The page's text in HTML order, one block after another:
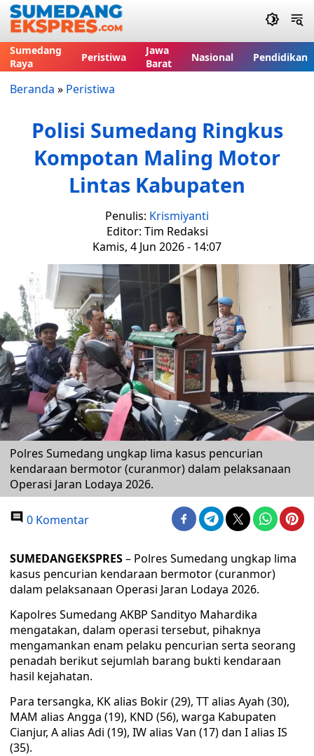
Sumedang
Raya
Peristiwa
Jawa
Barat
Nasional Pendidikan
Beranda » Peristiwa
Polisi Sumedang Ringkus
Kompotan Maling Motor
Lintas Kabupaten
Penulis: Krismiyanti
Editor: Tim Redaksi
Kamis, 4 Jun 2026 - 14:07
Polres Sumedang ungkap lima kasus pencurian
kendaraan bermotor (curanmor) dalam pelaksanaan
Operasi Jaran Lodaya 2026.
0 Komentar
SUMEDANGEKSPRES– Polres Sumedang ungkap lima
kasus pencurian kendaraan bermotor (curanmor)
dalam pelaksanaan Operasi Jaran Lodaya 2026.
Kapolres Sumedang AKBP Sandityo Mahardika
mengatakan, dalam operasi tersebut, pihaknya
mengamankan enam pelaku pencurian serta seorang
penadah berikut sejumlah barang bukti kendaraan
hasil kejahatan.
Para tersangka, KK alias Bokir (29), TT alias Ayah (30),
MAM alias Angga (19), KND (56), warga Kabupaten
Cianjur, A alias Adi (19), IW alias Van (17) dan I alias IS
(35).